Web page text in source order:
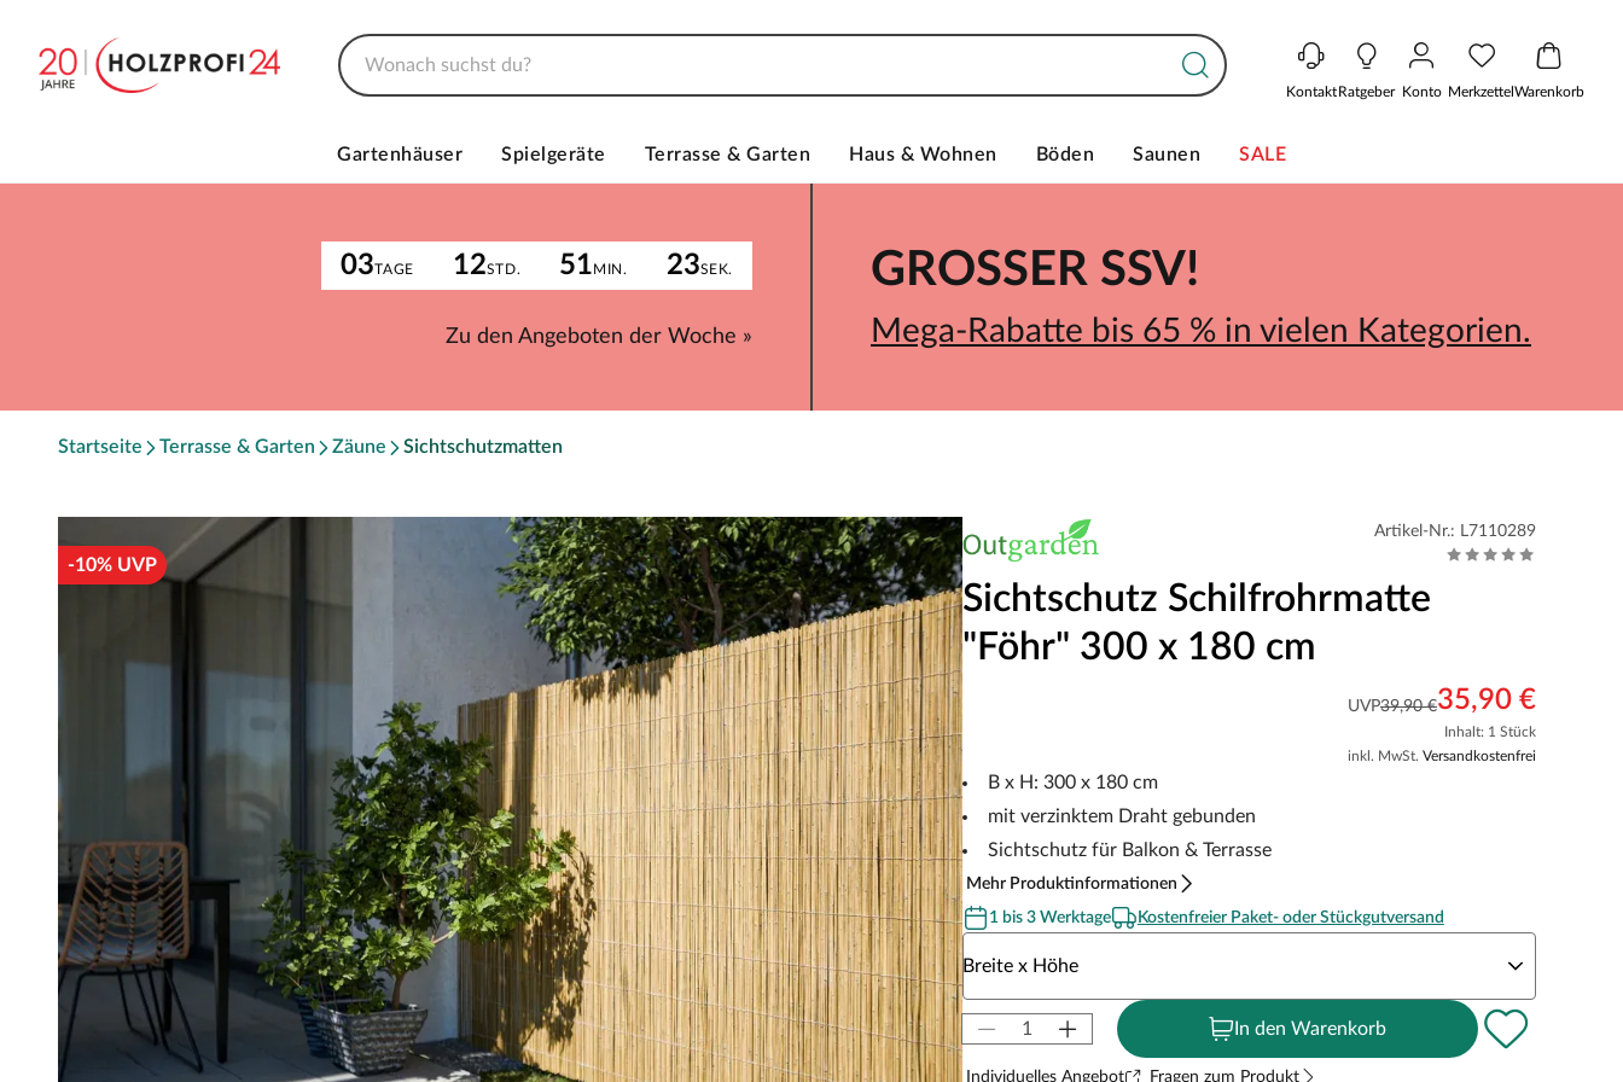
KontaktRatgeber Konto MerkzettelWarenkorb
Gartenhäuser Spielgeräte Terrasse & Garten Haus & Wohnen Böden Saunen SALE
03TAGE 12STD. 51MIN. 23SEK.
Zu den Angeboten der Woche »
GROSSER SSV!
Mega-Rabatte bis 65 % in vielen Kategorien.
Startseite Terrasse & Garten Zäune Sichtschutzmatten
-10% UVP
Artikel-Nr.: L7110289
Sichtschutz Schilfrohrmatte
"Föhr" 300 x 180 cm
UVP39,90 €35,90 €
Inhalt: 1 Stück
inkl. MwSt. Versandkostenfrei
B x H: 300 x 180 cm
mit verzinktem Draht gebunden
Sichtschutz für Balkon & Terrasse
Mehr Produktinformationen
1 bis 3 Werktage
Kostenfreier Paket- oder Stückgutversand
Breite x Höhe
In den Warenkorb
Individuelles Angebot Fragen zum Produkt